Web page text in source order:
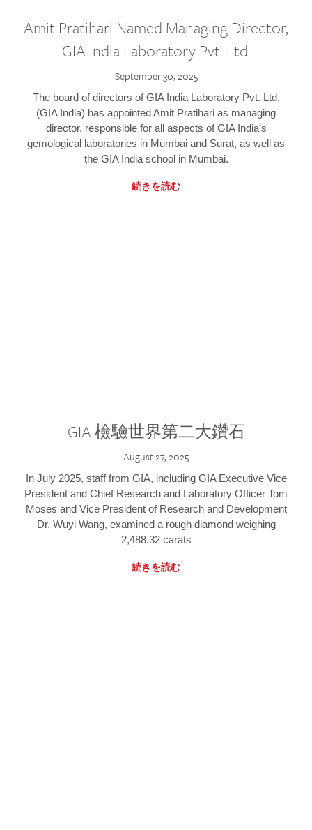
Amit Pratihari Named Managing Director,
GIA India Laboratory Pvt. Ltd.
September 30, 2025
The board of directors of GIA India Laboratory Pvt. Ltd.
(GIA India) has appointed Amit Pratihari as managing
director, responsible for all aspects of GIA India’s
gemological laboratories in Mumbai and Surat, as well as
the GIA India school in Mumbai.
続きを読む
GIA 檢驗世界第二大鑽石
August 27, 2025
In July 2025, staff from GIA, including GIA Executive Vice
President and Chief Research and Laboratory Officer Tom
Moses and Vice President of Research and Development
Dr. Wuyi Wang, examined a rough diamond weighing
2,488.32 carats
続きを読む